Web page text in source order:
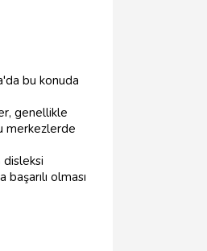
bu konuda
genellikle
merkezlerde
disleksi
olması